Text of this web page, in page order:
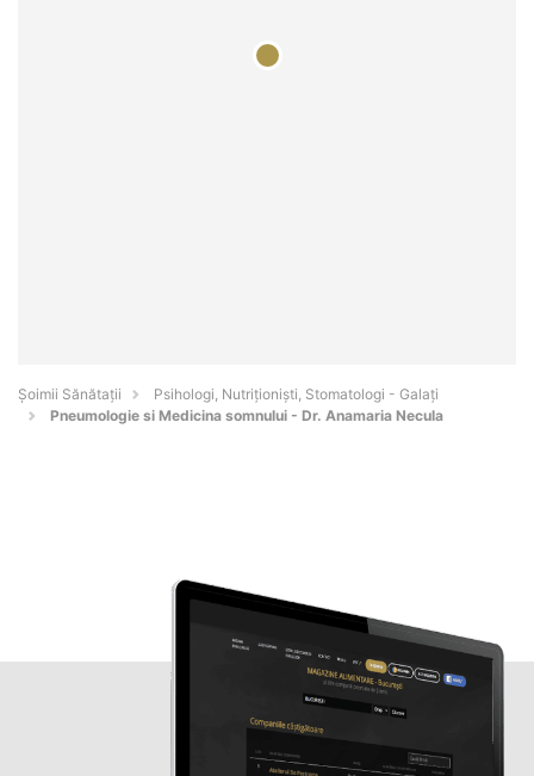
Şoimii Sănătații
Psihologi, Nutriționiști, Stomatologi - Galaţi
Pneumologie si Medicina somnului - Dr. Anamaria Necula